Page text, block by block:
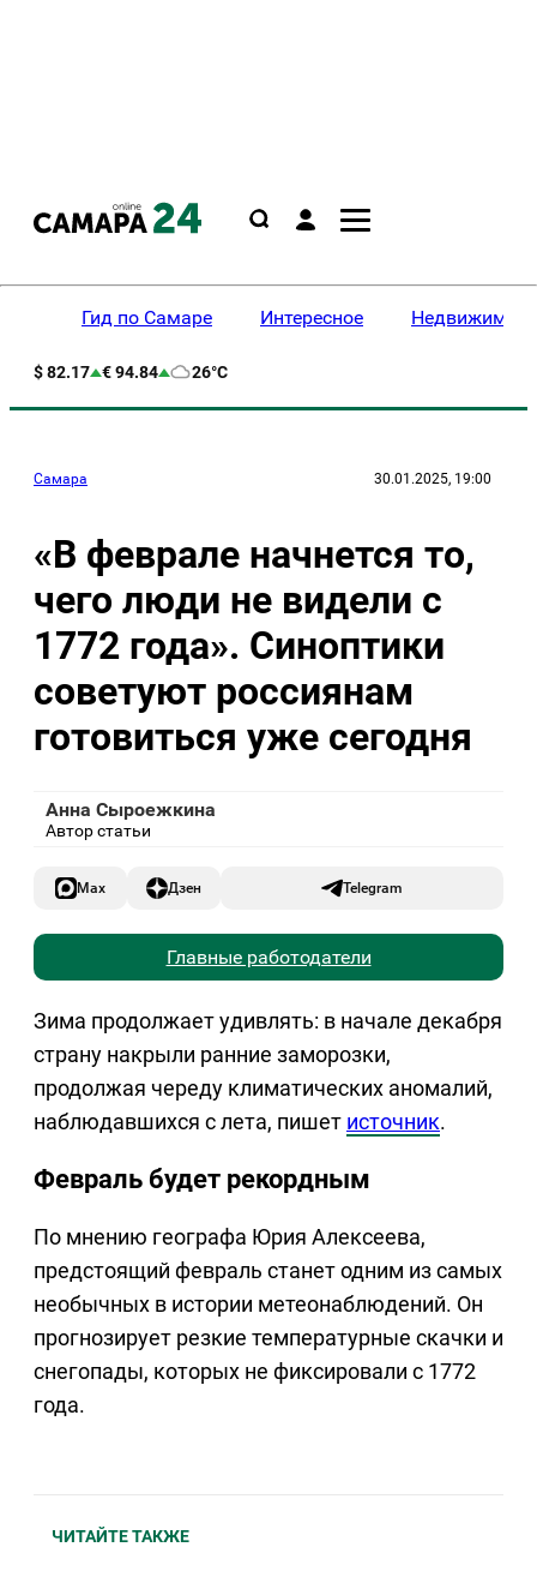
Гид по Самаре Интересное
$ 82.17 € 94.84 26°C
Самара 30.01.2025, 19:00
«В феврале начнется то,
чего люди не видели с
1772 года». Синоптики
советуют россиянам
готовиться уже сегодня
Анна Сыроежкина
Автор статьи
Max Дзен Telegram
Главные работодатели
Зима продолжает удивлять: в начале декабря
страну накрыли ранние заморозки,
продолжая череду климатических аномалий,
наблюдавшихся с лета, пишет источник.
Февраль будет рекордным
По мнению географа Юрия Алексеева,
предстоящий февраль станет одним из самых
необычных в истории метеонаблюдений. Он
прогнозирует резкие температурные скачки и
снегопады, которых не фиксировали с 1772
года.
ЧИТАЙТЕ ТАКЖЕ